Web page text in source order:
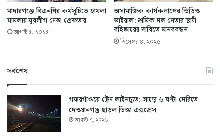
মাদারগঞ্জে বিএনপির কর্মসূচিতে হামলা
মামলায় যুবলীগ নেতা গ্রেফতার
আগস্ট ৫, ২০২৫
অসামাজিক কার্যকলাপের ভিডিও
ভাইরাল: শ্রমিক দল নেতার স্থায়ী
বহিষ্কারের দাবিতে মানববন্ধন
ডিসেম্বর ৪, ২০২৫
সর্বশেষ
গফরগাঁওয়ে ট্রেন লাইনচ্যুত: সাড়ে ৬ ঘণ্টা দেরিতে
দেওয়ানগঞ্জ ছাড়ল তিস্তা এক্সপ্রেস
আগস্ট ৭, ২০২৬